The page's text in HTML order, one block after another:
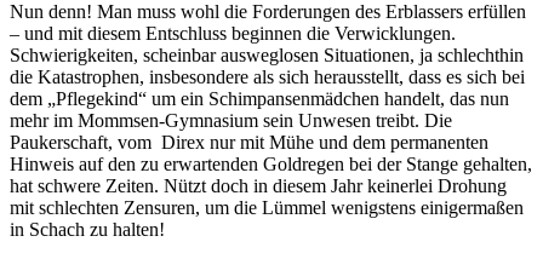
Nun denn! Man muss wohl die Forderungen des Erblassers erfüllen
– und mit diesem Entschluss beginnen die Verwicklungen.
Schwierigkeiten, scheinbar ausweglosen Situationen, ja schlechthin
die Katastrophen, insbesondere als sich herausstellt, dass es sich bei
dem „Pflegekind“ um ein Schimpansenmädchen handelt, das nun
mehr im Mommsen-Gymnasium sein Unwesen treibt. Die
Paukerschaft, vom Direx nur mit Mühe und dem permanenten
Hinweis auf den zu erwartenden Goldregen bei der Stange gehalten,
hat schwere Zeiten. Nützt doch in diesem Jahr keinerlei Drohung
mit schlechten Zensuren, um die Lümmel wenigstens einigermaßen
in Schach zu halten!